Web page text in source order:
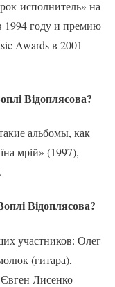
исполнитель» на
1994 году и премию
Awards в 2001
Відоплясова?
альбомы, как
мрій» (1997),
Відоплясова?
участников: Олег
(гитара),
Лисенко